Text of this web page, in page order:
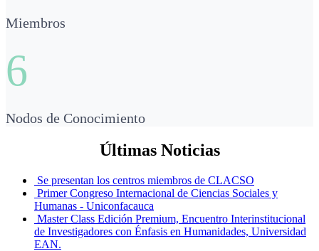
Miembros
6
Nodos de Conocimiento
Últimas Noticias
Se presentan los centros miembros de CLACSO
Primer Congreso Internacional de Ciencias Sociales y
Humanas - Uniconfacauca
Master Class Edición Premium, Encuentro Interinstitucional
de Investigadores con Énfasis en Humanidades, Universidad
EAN.